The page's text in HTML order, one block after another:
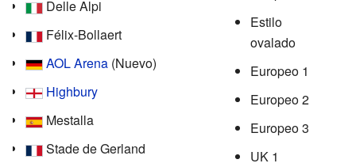
Delle Alpi
Félix-Bollaert
AOL Arena (Nuevo)
Highbury
Mestalla
Stade de Gerland
Estilo
ovalado
Europeo 1
Europeo 2
Europeo 3
UK 1